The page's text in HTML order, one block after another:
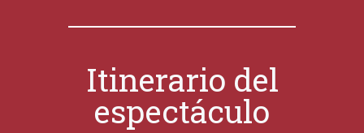
Itinerario del
espectáculo